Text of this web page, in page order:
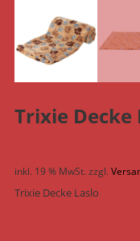
Trixie Decke
inkl. 19 % MwSt.zzgl.
Trixie Decke Laslo